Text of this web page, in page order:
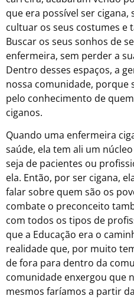
que era possível ser
cultuar os seus costumes e
Buscar os seus sonhos de
enfermeira, sem perder a
Dentro desses espaços, a
nossa comunidade, porque
pelo conhecimento de
ciganos.
Quando uma enfermeira
saúde, ela tem ali um
seja de pacientes ou
ela. Então, por ser cigana,
falar sobre quem são os
combate o preconceito
com todos os tipos de
que a Educação era o
realidade que, por muito
de fora para dentro da
comunidade enxergou que
mesmos faríamos a partir